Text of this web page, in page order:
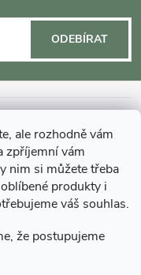
ale rozhodně vám
zpříjemní vám
nim si můžete třeba
produkty i
váš souhlas.
že postupujeme
ODEBÍRAT
zahrad a interiérů